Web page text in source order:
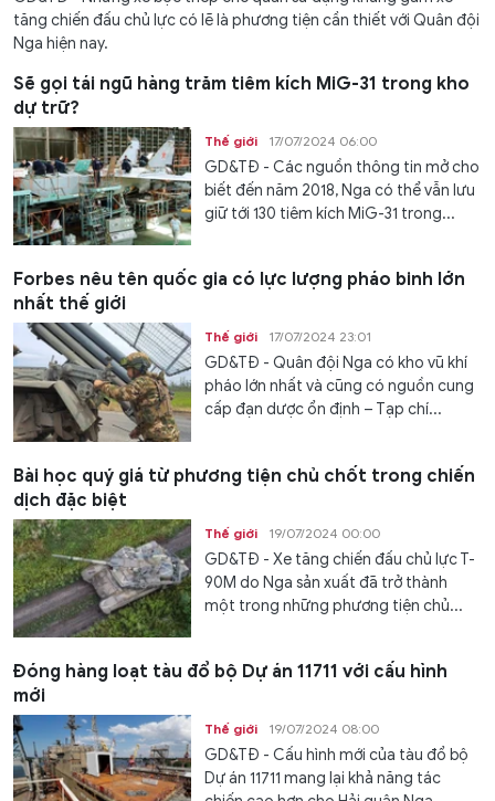
tăng chiến đấu chủ lực có lẽ là phương tiện cần thiết với Quân đội
Nga hiện nay.
Sẽ gọi tái ngũ hàng trăm tiêm kích MiG-31 trong kho
dự trữ?
Thế giới 17/07/2024 06:00
GD&TĐ - Các nguồn thông tin mở cho
biết đến năm 2018, Nga có thể vẫn lưu
giữ tới 130 tiêm kích MiG-31 trong...
Forbes nêu tên quốc gia có lực lượng pháo binh lớn
nhất thế giới
Thế giới 17/07/2024 23:01
GD&TĐ - Quân đội Nga có kho vũ khí
pháo lớn nhất và cũng có nguồn cung
cấp đạn dược ổn định – Tạp chí...
Bài học quý giá từ phương tiện chủ chốt trong chiến
dịch đặc biệt
Thế giới 19/07/2024 00:00
GD&TĐ - Xe tăng chiến đấu chủ lực T-
90M do Nga sản xuất đã trở thành
một trong những phương tiện chủ...
Đóng hàng loạt tàu đổ bộ Dự án 11711 với cấu hình
mới
Thế giới 19/07/2024 08:00
GD&TĐ - Cấu hình mới của tàu đổ bộ
Dự án 11711 mang lại khả năng tác